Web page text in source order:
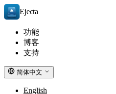
Ejecta
功能
博客
支持
简体中文
English